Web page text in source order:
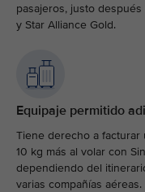
pasajeros, justo
y Star Alliance Gold.
Equipaje permitido
Tiene derecho a facturar
10 kg más al volar con
dependiendo del
varias compañías